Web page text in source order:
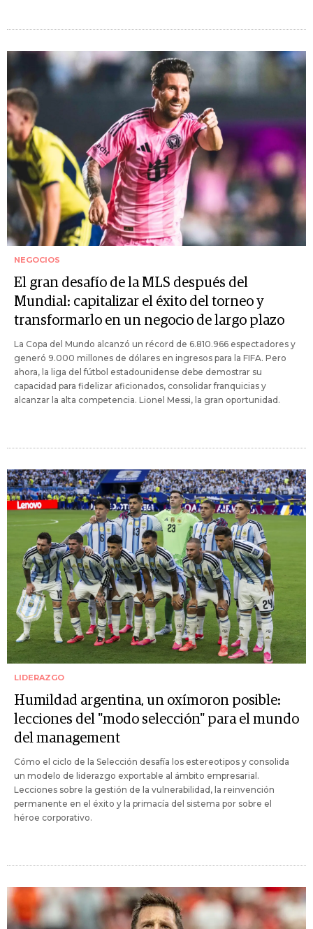
NEGOCIOS
El gran desafío de la MLS después del
Mundial: capitalizar el éxito del torneo y
transformarlo en un negocio de largo plazo
La Copa del Mundo alcanzó un récord de 6.810.966 espectadores y
generó 9.000 millones de dólares en ingresos para la FIFA. Pero
ahora, la liga del fútbol estadounidense debe demostrar su
capacidad para fidelizar aficionados, consolidar franquicias y
alcanzar la alta competencia. Lionel Messi, la gran oportunidad.
LIDERAZGO
Humildad argentina, un oxímoron posible:
lecciones del "modo selección" para el mundo
del management
Cómo el ciclo de la Selección desafía los estereotipos y consolida
un modelo de liderazgo exportable al ámbito empresarial.
Lecciones sobre la gestión de la vulnerabilidad, la reinvención
permanente en el éxito y la primacía del sistema por sobre el
héroe corporativo.